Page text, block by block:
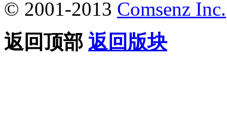
© 2001-2013 Comsenz Inc.
返回顶部 返回版块